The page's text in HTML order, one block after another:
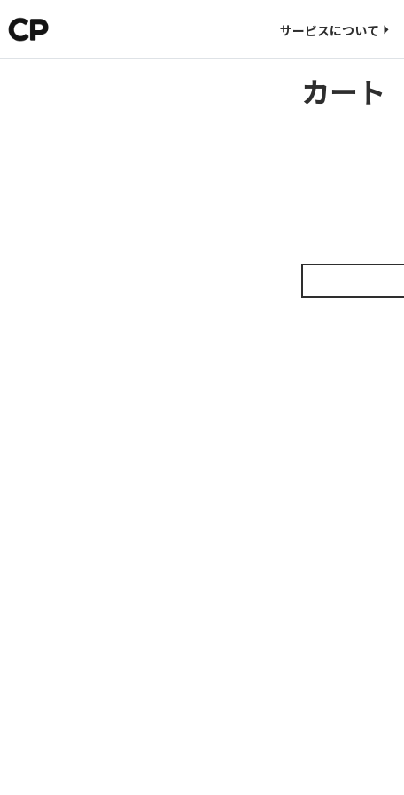
サービスについて
CORNER PRINTINGについて
料金について
カート